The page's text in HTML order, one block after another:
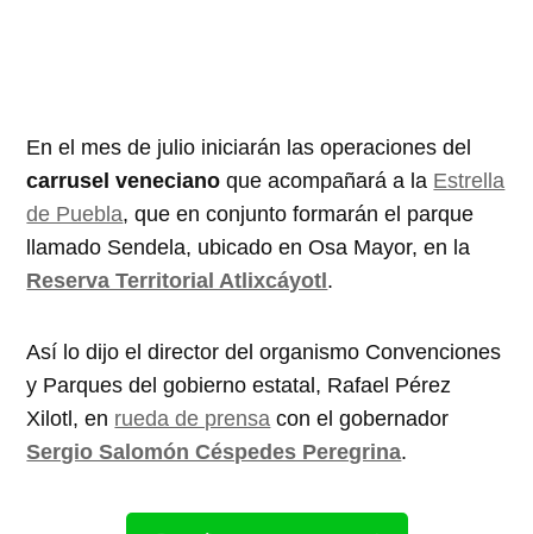
En el mes de julio iniciarán las operaciones del
carrusel veneciano que acompañará a la Estrella
de Puebla, que en conjunto formarán el parque
llamado Sendela, ubicado en Osa Mayor, en la
Reserva Territorial Atlixcáyotl .
Así lo dijo el director del organismo Convenciones
y Parques del gobierno estatal, Rafael Pérez
Xilotl, en rueda de prensa con el gobernador
Sergio Salomón Céspedes Peregrina.